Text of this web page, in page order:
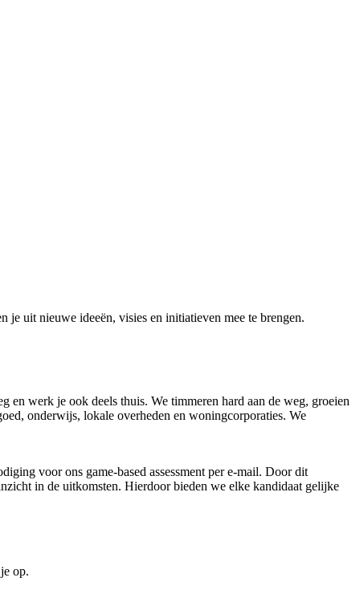
je uit nieuwe ideeën, visies en initiatieven mee te brengen.
werk je ook deels thuis. We timmeren hard aan de weg, groeien
onderwijs, lokale overheden en woningcorporaties. We
voor ons game-based assessment per e-mail. Door dit
in de uitkomsten. Hierdoor bieden we elke kandidaat gelijke
op.